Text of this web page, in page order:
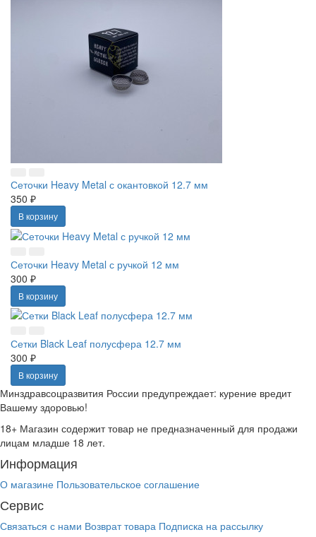
Сеточки Heavy Metal с окантовкой 12.7 мм
350 ₽
В корзину
Сеточки Heavy Metal с ручкой 12 мм
300 ₽
В корзину
Сетки Black Leaf полусфера 12.7 мм
300 ₽
В корзину
Минздравсоцразвития России предупреждает: курение вредит
Вашему здоровью!
18+ Магазин содержит товар не предназначенный для продажи
лицам младше 18 лет.
Информация
О магазине Пользовательское соглашение
Сервис
Связаться с нами Возврат товара Подписка на рассылку